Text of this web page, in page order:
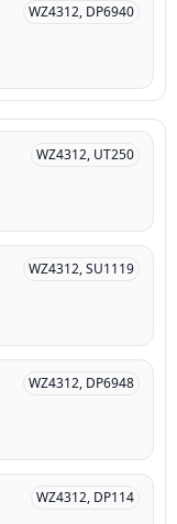
WZ4312, DP6940
WZ4312, UT250
WZ4312, SU1119
WZ4312, DP6948
WZ4312, DP114